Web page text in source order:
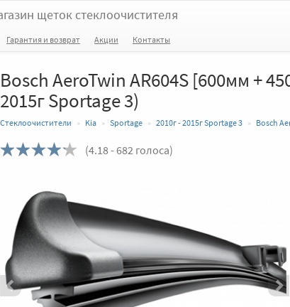
щеток стеклоочистителя
Гарантия и возврат Акции Контакты
Bosch AeroTwin AR604S [600мм +
2015г Sportage 3)
Стеклоочистители Kia Sportage 2010г - 2015г Sportage 3 Bosch
(4.18- 682 голоса)